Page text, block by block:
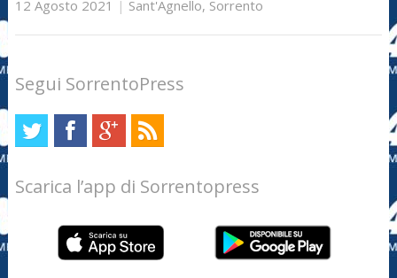
12 Agosto 2021 | Sant'Agnello, Sorrento
Segui SorrentoPress
Scarica l’app di Sorrentopress